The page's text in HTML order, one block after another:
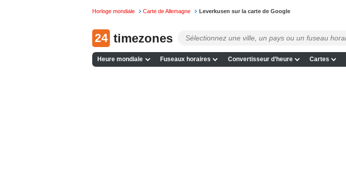
Horloge mondiale Carte de Allemagne Leverkusen sur la carte de Google
24 timezones
Heure mondiale Fuseaux horaires Convertisseur d’heure Cartes